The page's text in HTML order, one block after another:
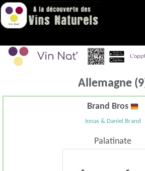
Allemagne
Brand Bros
Jonas & Daniel Brand
Palatinate